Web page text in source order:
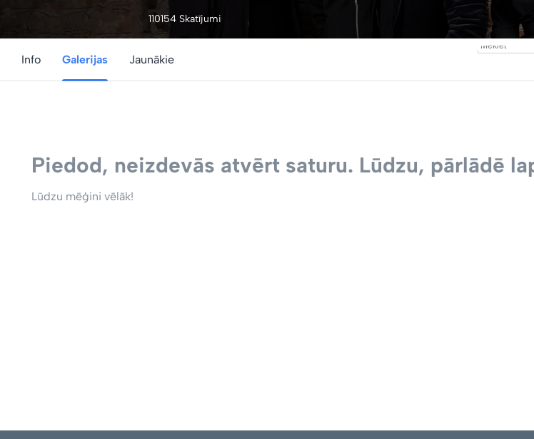
110154 Skatījumi
Info Galerijas Jaunākie
Piedod, neizdevās atvērt saturu. Lūdzu, pārlādē
Lūdzu mēģini vēlāk!